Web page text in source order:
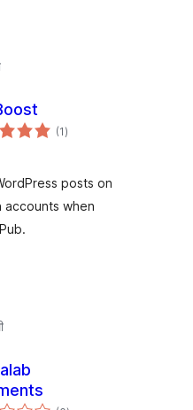
(1एकूण
मूल्यांकन
)
posts on
when
एकूण